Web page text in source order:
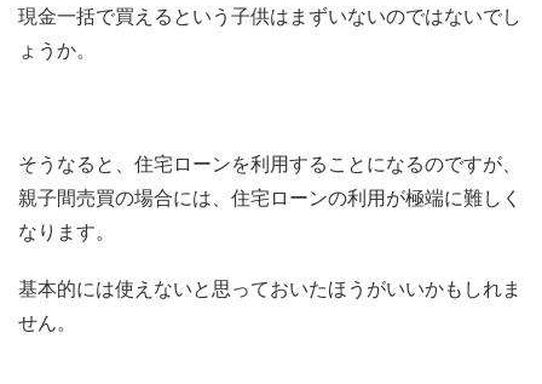
現金一括で買えるという子供はまずいないのではないでし
ょうか。
そうなると、住宅ローンを利用することになるのですが、
親子間売買の場合には、住宅ローンの利用が極端に難しく
なります。
基本的には使えないと思っておいたほうがいいかもしれま
せん。